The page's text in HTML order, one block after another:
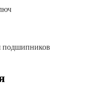
подшипников